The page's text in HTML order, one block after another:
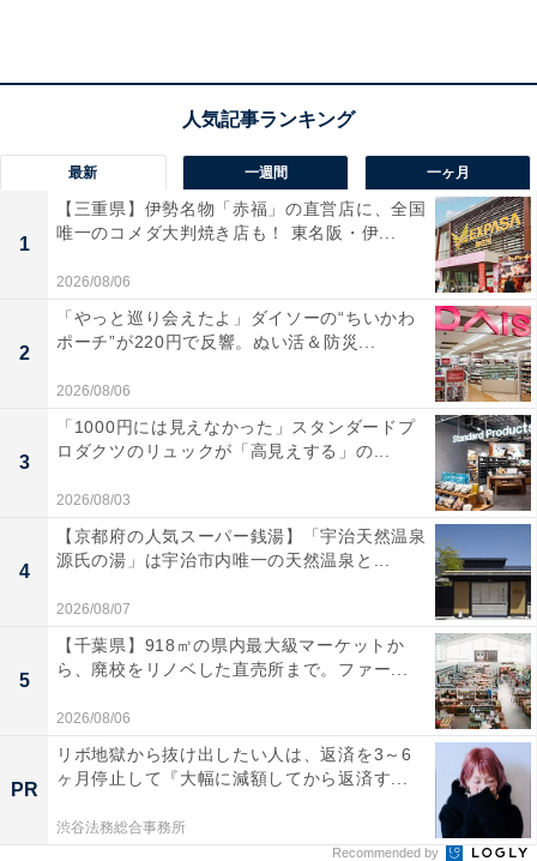
それぞれのシチュエーションに合わせた表情やポージン
グも非常に愛らしく表現されています。ボールチェーン
付きの仕様となっているため、バッグやポーチなど好き
な場所に付けて一緒にお出かけを楽しむことができま
詳細情報
商品名
リロ&スティッチ コスチュームフィギュアマスコット
最新 一週間 一ヶ月
1
【三重県】伊勢名物「赤福」の直営店に、全国
唯一のコメダ大判焼き店も！ 東名阪・伊...
2026/08/06
2
「やっと巡り会えたよ」ダイソーの“ちいかわ
ポーチ”が220円で反響。ぬい活＆防災...
2026/08/06
3
「1000円には見えなかった」スタンダードプ
ロダクツのリュックが「高見えする」の...
2026/08/03
4
【京都府の人気スーパー銭湯】「宇治天然温泉
源氏の湯」は宇治市内唯一の天然温泉と...
2026/08/07
5
【千葉県】918㎡の県内最大級マーケットか
ら、廃校をリノベした直売所まで。ファー...
2026/08/06
PR
リボ地獄から抜け出したい人は、返済を3～6
ヶ月停止して『大幅に減額してから返済す...
渋谷法務総合事務所
Recommended by